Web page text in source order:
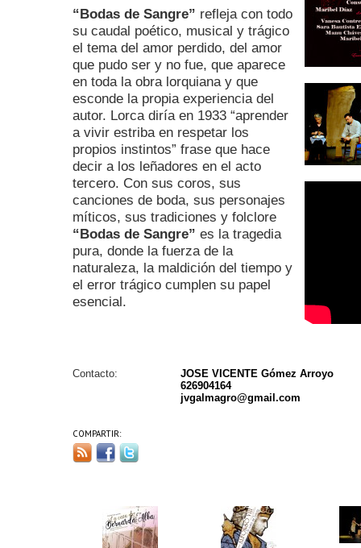
“Bodas de Sangre” refleja con todo
su caudal poético, musical y trágico
el tema del amor perdido, del amor
que pudo ser y no fue, que aparece
en toda la obra lorquiana y que
esconde la propia experiencia del
autor. Lorca diría en 1933 “aprender
a vivir estriba en respetar los
propios instintos” frase que hace
decir a los leñadores en el acto
tercero. Con sus coros, sus
canciones de boda, sus personajes
míticos, sus tradiciones y folclore
“Bodas de Sangre” es la tragedia
pura, donde la fuerza de la
naturaleza, la maldición del tiempo y
el error trágico cumplen su papel
esencial.
Contacto:
JOSE VICENTE Gómez Arroyo
626904164
jvgalmagro@gmail.com
COMPARTIR: